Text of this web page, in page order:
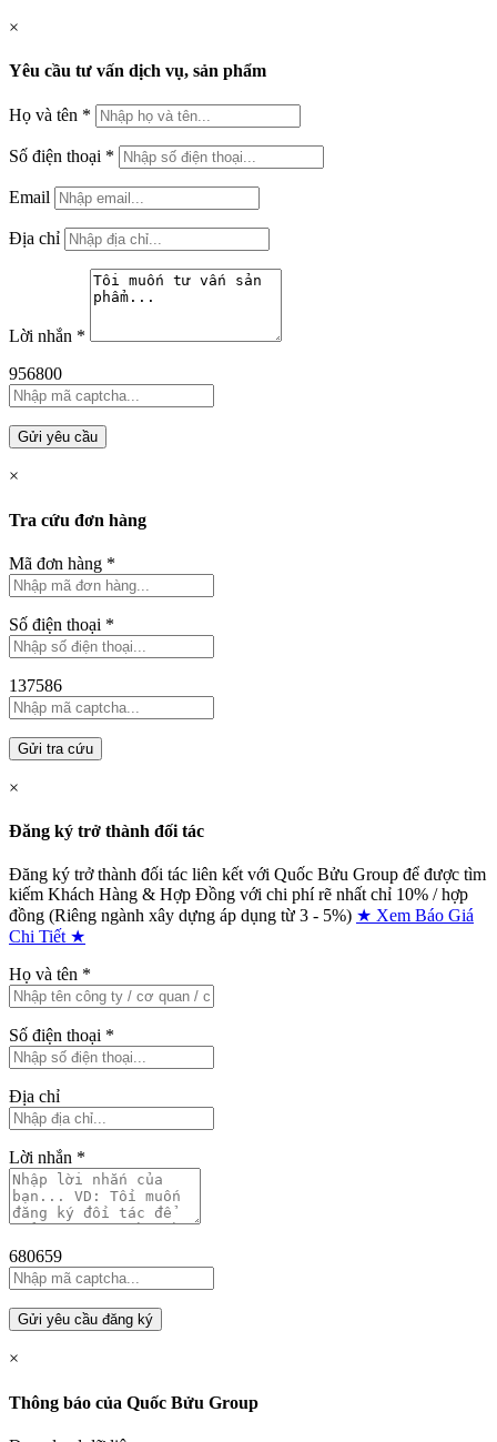
×
Yêu cầu tư vấn dịch vụ, sản phẩm
Họ và tên *
Số điện thoại *
Email
Địa chỉ
Lời nhắn *
956800
Gửi yêu cầu
×
Tra cứu đơn hàng
Mã đơn hàng *
Số điện thoại *
137586
Gửi tra cứu
×
Đăng ký trở thành đối tác
Đăng ký trở thành đối tác liên kết với Quốc Bửu Group để được tìm
kiếm Khách Hàng & Hợp Đồng với chi phí rẽ nhất chỉ 10% / hợp
đồng (Riêng ngành xây dựng áp dụng từ 3 - 5%) ★ Xem Báo Giá
Chi Tiết ★
Họ và tên *
Số điện thoại *
Địa chỉ
Lời nhắn *
680659
Gửi yêu cầu đăng ký
×
Thông báo của Quốc Bửu Group